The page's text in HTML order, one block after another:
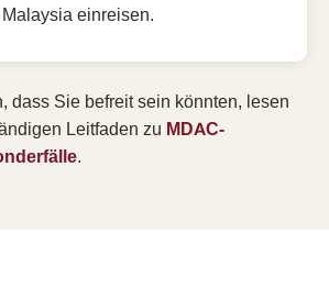
einreisen.
dass Sie befreit sein könnten, lesen
Leitfaden zu MDAC-
.